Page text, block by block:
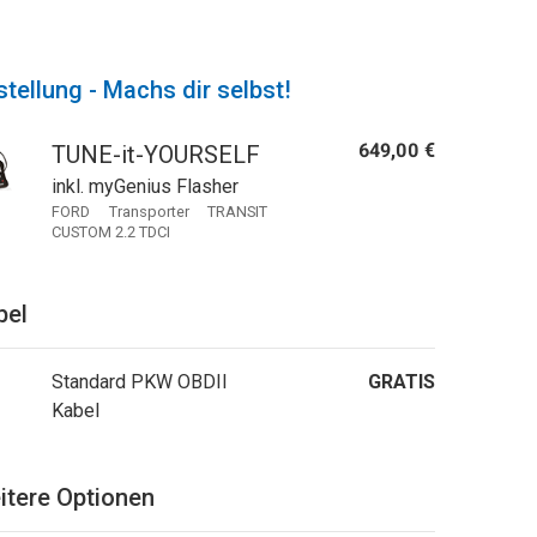
- Machs dir selbst!
TUNE-it-YOURSELF
inkl. myGenius Flasher
FORD Transporter TRANSIT
CUSTOM 2.2 TDCI
649,00 €
Standard PKW OBDII
Kabel
GRATIS
Optionen